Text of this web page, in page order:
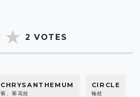
2 VOTES
CHRYSANTHEMUM
菊、菊花紋
CIRCLE
輪紋